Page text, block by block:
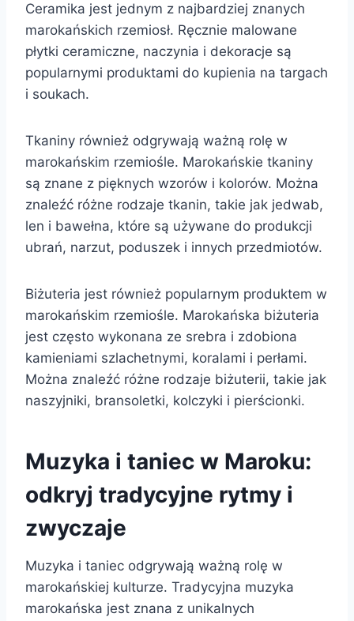
Ceramika jest jednym z najbardziej znanych
marokańskich rzemiosł. Ręcznie malowane
płytki ceramiczne, naczynia i dekoracje są
popularnymi produktami do kupienia na targach
i soukach.
Tkaniny również odgrywają ważną rolę w
marokańskim rzemiośle. Marokańskie tkaniny
są znane z pięknych wzorów i kolorów. Można
znaleźć różne rodzaje tkanin, takie jak jedwab,
len i bawełna, które są używane do produkcji
ubrań, narzut, poduszek i innych przedmiotów.
Biżuteria jest również popularnym produktem w
marokańskim rzemiośle. Marokańska biżuteria
jest często wykonana ze srebra i zdobiona
kamieniami szlachetnymi, koralami i perłami.
Można znaleźć różne rodzaje biżuterii, takie jak
naszyjniki, bransoletki, kolczyki i pierścionki.
Muzyka i taniec w Maroku:
odkryj tradycyjne rytmy i
zwyczaje
Muzyka i taniec odgrywają ważną rolę w
marokańskiej kulturze. Tradycyjna muzyka
marokańska jest znana z unikalnych